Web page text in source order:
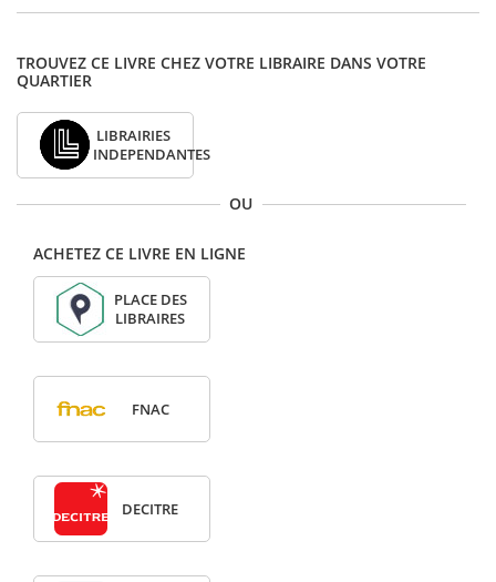
TROUVEZ CE LIVRE CHEZ VOTRE LIBRAIRE DANS VOTRE
QUARTIER
LIBRAIRIES
INDEPENDANTES
OU
ACHETEZ CE LIVRE EN LIGNE
PLACE DES
LIBRAIRES
FNAC
DECITRE